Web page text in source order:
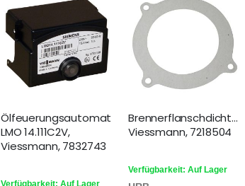
Ölfeuerungsautomat
LMO 14.111C2V,
Viessmann, 7832743
Brennerflanschdichtung
Viessmann, 7218504
Verfügbarkeit: Auf Lager